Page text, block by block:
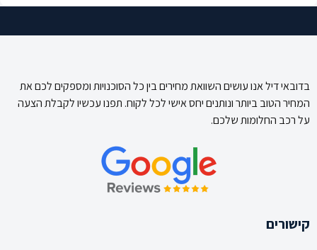
בדובאי דיל אנו עושים השוואת מחירים בין כל הסוכנויות ומספקים לכם את
המחיר הטוב ביותר ונותנים יחס אישי לכל לקוח. תפנו עכשיו לקבלת הצעה
על רכב החלומות שלכם.
קישורים